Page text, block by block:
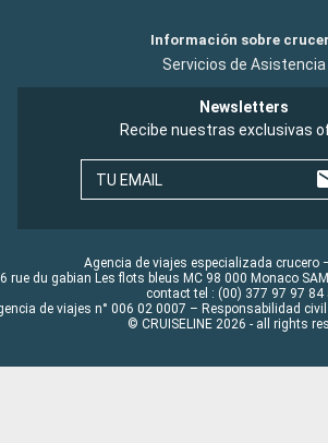
Información sobre
Servicios de Asistencia
Newsletters
Recibe nuestras exclusivas
TU EMAIL
Agencia de viajes especializada crucero –
rue du gabian Les flots bleus MC 98 000 Monaco
contact tel : (00) 377 97 97 84
de viajes n° 006 02 0007 – Responsabilidad
© CRUISELINE 2026 - all rights